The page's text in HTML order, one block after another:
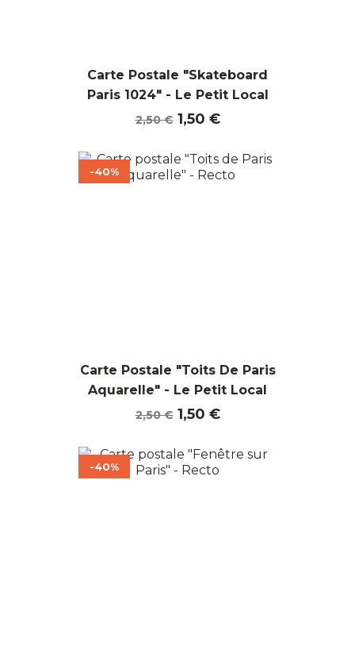
Carte Postale "Skateboard
Paris 1024" - Le Petit Local
Prix
2,50 € Prix
1,50 €
Carte Postale "Toits De Paris
Aquarelle" - Le Petit Local
Prix
2,50 € Prix
1,50 €
-40%
-40%